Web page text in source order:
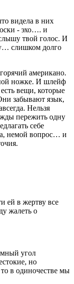
видела в них
- эхо…. и
твой голос. И
слишком долго
американо.
ножке. И шлейф
вещи, которые
забывают язык,
Нельзя
пережить одну
себе
немой вопрос… и
ей в жертву все
жалеть о
угол
но
в одиночестве мы